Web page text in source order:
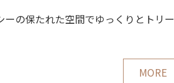
の保たれた空間でゆっくりとトリー
MORE